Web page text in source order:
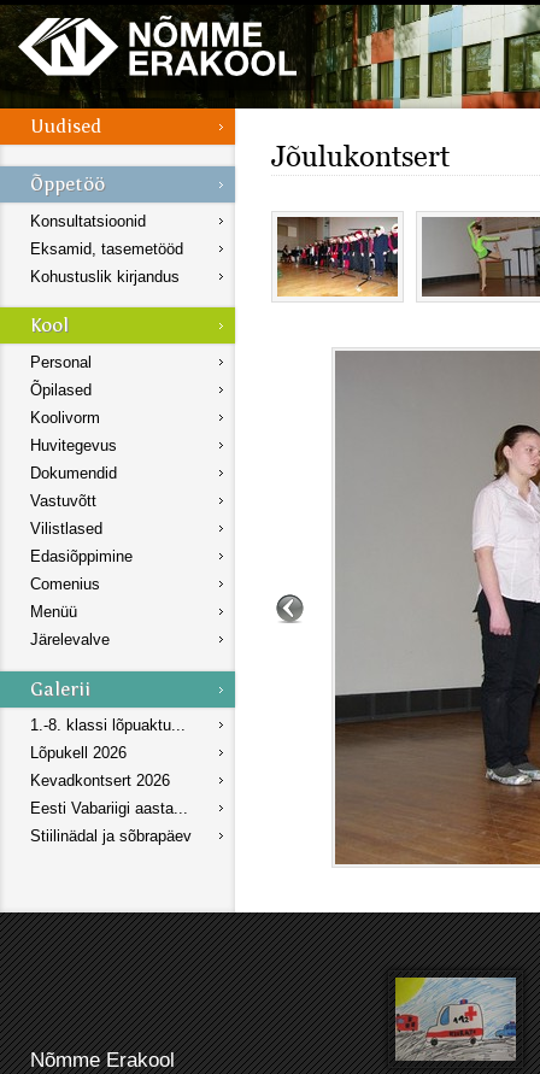
Konsultatsioonid
Eksamid, tasemetööd
Kohustuslik kirjandus
Personal
Õpilased
Koolivorm
Huvitegevus
Dokumendid
Vastuvõtt
Vilistlased
Edasiõppimine
Comenius
Menüü
Järelevalve
1.-8. klassi lõpuaktu...
Lõpukell 2026
Kevadkontsert 2026
Eesti Vabariigi aasta...
Stiilinädal ja sõbrapäev
Jõulukontsert
Nõmme Erakool